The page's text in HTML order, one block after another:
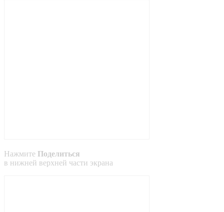
Нажмите Поделиться
в нижней верхней части экрана